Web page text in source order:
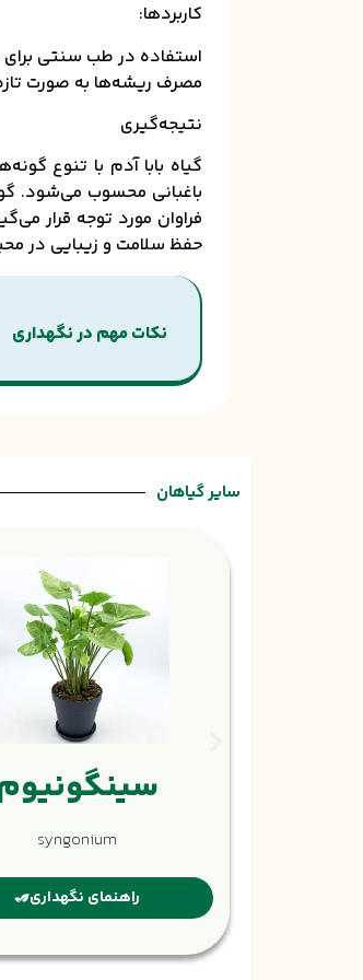
کاربردها:
استفاده در طب سنتی برای
مصرف ریشه‌ها به صورت
نتیجه‌گیری
گیاه بابا آدم با تنوع
باغبانی محسوب می‌شود.
فراوان مورد توجه قرار
حفظ سلامت و زیبایی در
نکات مهم در نگهداری
سایر گیاهان
syngonium
راهنمای نگهداری